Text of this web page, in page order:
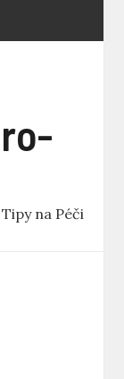
na Péči